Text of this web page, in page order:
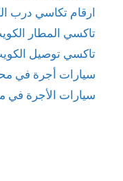
ارقام تكاسي درب
تاكسي المطار
تاكسي توصيل
سيارات أجرة في
سيارات الأجرة في